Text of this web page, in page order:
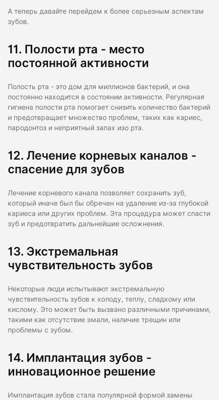
А теперь давайте перейдем к более серьезным аспектам
зубов.
11. Полости рта - место
постоянной активности
Полость рта - это дом для миллионов бактерий, и она
постоянно находится в состоянии активности. Регулярная
гигиена полости рта помогает снизить количество бактерий
и предотвращает множество проблем, таких как кариес,
пародонтоз и неприятный запах изо рта.
12. Лечение корневых каналов -
спасение для зубов
Лечение корневого канала позволяет сохранить зуб,
который иначе был бы обречен на удаление из-за глубокой
кариеса или других проблем. Эта процедура может спасти
зуб и предотвратить дальнейшие осложнения.
13. Экстремальная
чувствительность зубов
Некоторые люди испытывают экстремальную
чувствительность зубов к холоду, теплу, сладкому или
кислому. Это может быть вызвано различными причинами,
такими как отсутствие эмали, наличие трещин или
проблемы с зубом.
14. Имплантация зубов -
инновационное решение
Имплантация зубов стала популярной формой замены